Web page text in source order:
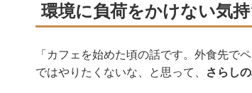
環境に負荷をかけない気
「カフェを始めた頃の話です。外食先で
ではやりたくないな、と思って、
さらし